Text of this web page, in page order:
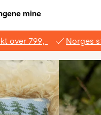
mine
over 799,- Norges